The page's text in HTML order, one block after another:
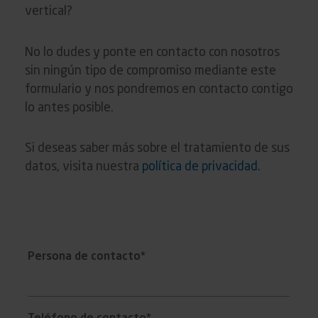
vertical?
No lo dudes y ponte en contacto con nosotros
sin ningún tipo de compromiso mediante este
formulario y nos pondremos en contacto contigo
lo antes posible.
Si deseas saber más sobre el tratamiento de sus
datos, visita nuestra política de privacidad.
Persona de contacto*